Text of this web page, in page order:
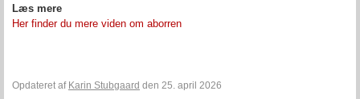
Læs mere
Her finder du mere viden om aborren
Opdateret af Karin Stubgaard den 25. april 2026